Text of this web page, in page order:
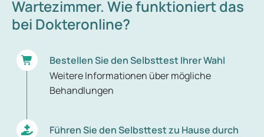
Wartezimmer. Wie funktioniert das
bei Dokteronline?
Bestellen Sie den Selbsttest Ihrer Wahl
Weitere Informationen über mögliche
Behandlungen
Führen Sie den Selbsttest zu Hause durch